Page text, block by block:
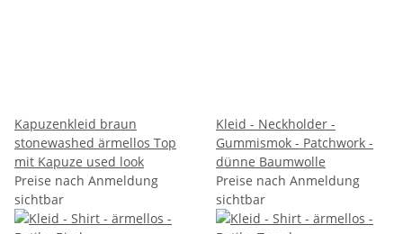
Kapuzenkleid braun
stonewashed ärmellos Top
mit Kapuze used look
Preise nach Anmeldung
sichtbar
Kleid - Neckholder -
Gummismok - Patchwork -
dünne Baumwolle
Preise nach Anmeldung
sichtbar